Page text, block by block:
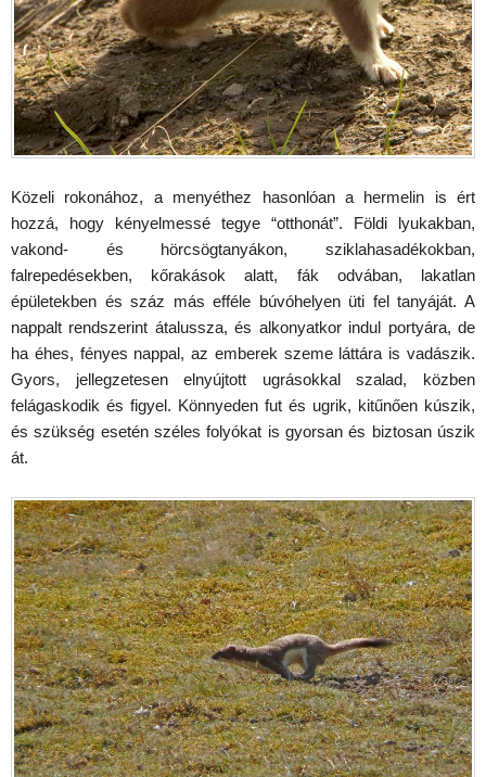
Közeli rokonához, a menyéthez hasonlóan a hermelin is ért
hozzá, hogy kényelmessé tegye “otthonát”. Földi lyukakban,
vakond- és hörcsögtanyákon, sziklahasadékokban,
falrepedésekben, kőrakások alatt, fák odvában, lakatlan
épületekben és száz más efféle búvóhelyen üti fel tanyáját. A
nappalt rendszerint átalussza, és alkonyatkor indul portyára, de
ha éhes, fényes nappal, az emberek szeme láttára is vadászik.
Gyors, jellegzetesen elnyújtott ugrásokkal szalad, közben
felágaskodik és figyel. Könnyeden fut és ugrik, kitűnően kúszik,
és szükség esetén széles folyókat is gyorsan és biztosan úszik
át.